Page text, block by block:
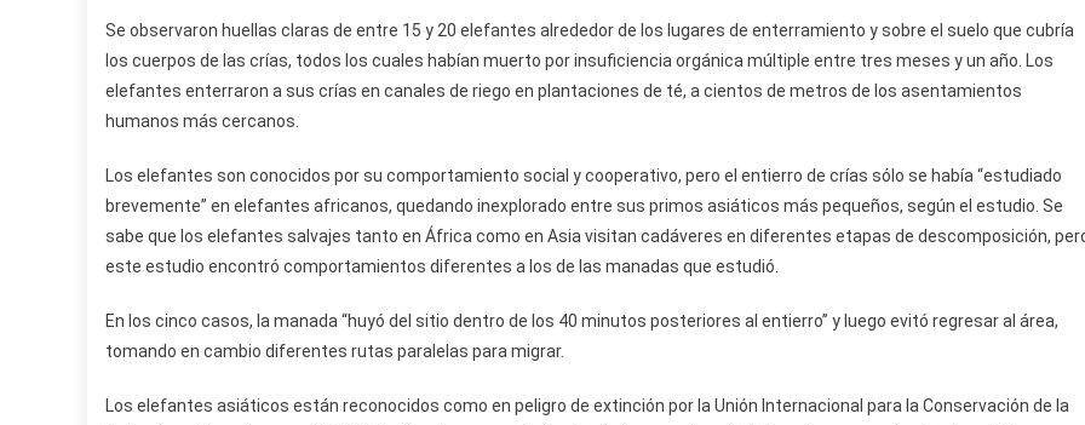
Se observaron huellas claras de entre 15 y 20 elefantes alrededor de los lugares de enterramiento y sobre el suelo que cubría
los cuerpos de las crías, todos los cuales habían muerto por insuficiencia orgánica múltiple entre tres meses y un año. Los
elefantes enterraron a sus crías en canales de riego en plantaciones de té, a cientos de metros de los asentamientos
humanos más cercanos.
Los elefantes son conocidos por su comportamiento social y cooperativo, pero el entierro de crías sólo se había “estudiado
brevemente” en elefantes africanos, quedando inexplorado entre sus primos asiáticos más pequeños, según el estudio. Se
sabe que los elefantes salvajes tanto en África como en Asia visitan cadáveres en diferentes etapas de descomposición,
este estudio encontró comportamientos diferentes a los de las manadas que estudió.
En los cinco casos, la manada “huyó del sitio dentro de los 40 minutos posteriores al entierro” y luego evitó regresar al área,
tomando en cambio diferentes rutas paralelas para migrar.
Los elefantes asiáticos están reconocidos como en peligro de extinción por la Unión Internacional para la Conservación de la